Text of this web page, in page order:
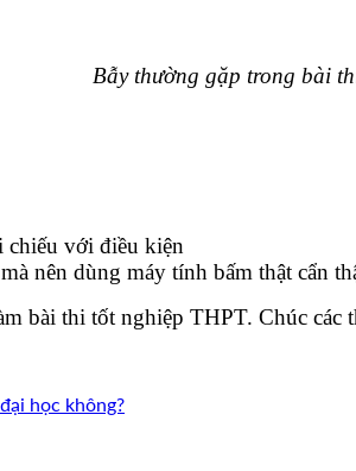
Bẫy thường gặp trong bài
với điều kiện
nên dùng máy tính bấm thật cẩn
bài thi tốt nghiệp THPT. Chúc
học không?